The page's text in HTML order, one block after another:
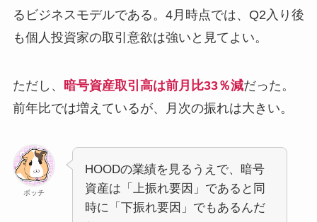
るビジネスモデルである。4月時点では、Q2入り後
も個人投資家の取引意欲は強いと見てよい。
ただし、 暗号資産取引高は前月比33％減だった。
前年比では増えているが、月次の振れは大きい。
ボッチ
HOODの業績を見るうえで、暗号
資産は「上振れ要因」であると同
時に「下振れ要因」でもあるんだ